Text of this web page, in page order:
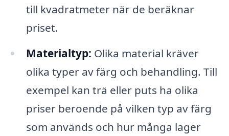
till kvadratmeter när de beräknar
priset.
Materialtyp: Olika material kräver
olika typer av färg och behandling. Till
exempel kan trä eller puts ha olika
priser beroende på vilken typ av färg
som används och hur många lager